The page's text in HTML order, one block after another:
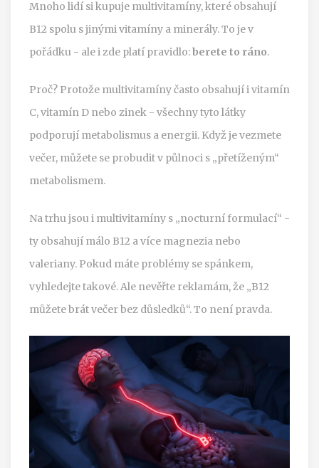
Mnoho lidí si kupuje multivitamíny, které obsahují
B12 spolu s jinými vitamíny a minerály. To je v
pořádku - ale i zde platí pravidlo:berete to ráno.
Proč? Protože multivitamíny často obsahují i vitamín
C, vitamín D nebo zinek - všechny tyto látky
podporují metabolismus a energii. Když je vezmete
večer, můžete se probudit v půlnoci s „přetíženým“
metabolismem.
Na trhu jsou i multivitamíny s „nocturní formulací“ -
ty obsahují málo B12 a více magnezia nebo
valeriany. Pokud máte problémy se spánkem,
vyhledejte takové. Ale nevěřte reklamám, že „B12
můžete brát večer bez důsledků“. To není pravda.